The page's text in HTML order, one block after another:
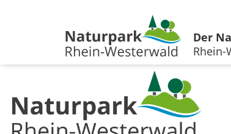
Der
Rhein-